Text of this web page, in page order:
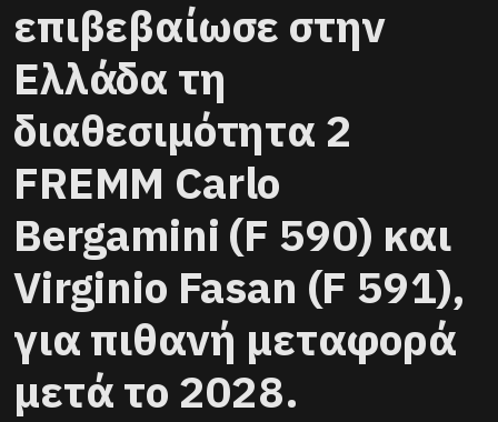
επιβεβαίωσε στην
Ελλάδα τη
διαθεσιμότητα 2
FREMM Carlo
Bergamini (F 590) και
Virginio Fasan (F 591),
για πιθανή μεταφορά
μετά το 2028.